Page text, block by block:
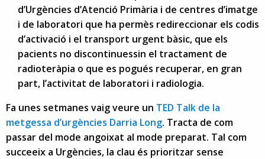
d’Urgències d’Atenció Primària i de centres d’imatge
i de laboratori que ha permès redireccionar els codis
d’activació i el transport urgent bàsic, que els
pacients no discontinuessin el tractament de
radioteràpia o que es pogués recuperar, en gran
part, l’activitat de laboratori i radiologia.
Fa unes setmanes vaig veure un TED Talk de la
metgessa d’urgències Darria Long. Tracta de com
passar del mode angoixat al mode preparat. Tal com
succeeix a Urgències, la clau és prioritzar sense